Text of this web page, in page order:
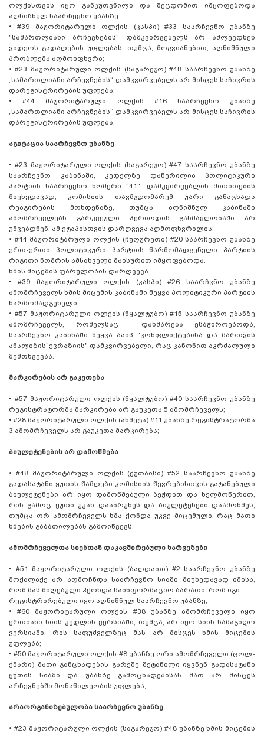
ოლქისთვის იყო განკუთვნილი და შეცდომით იმყოფებოდა
აღნიშნულ საარჩევნო უბანზე.
•
#39 მაჟორიტარული ოლქის (კასპი) #33 საარჩევნო უბანზე
"სამართლიანი არჩევნების" დამკვირვებელს არ აძლევდნენ
ვიდეოს გადაღების უფლებას, თუმცა, მოგვიანებით, აღნიშნული
პრობლემა აღმოიფხვრა;
• #23 მაჟორიტარული ოლქის (საგარეჯო) #48 საარჩევნო უბანზე
„სამართლიანი არჩევნების“ დამკვირვებელს არ მისცეს საჩივრის
დარეგისტრირების უფლება;
•
#44 მაჟორიტარული ოლქის #16 საარჩევნო უბანზე
„სამართლიანი არჩევნების“ დამკვირვებელს არ მისცეს საჩივრის
დარეგისტრირების უფლება.
აგიტაცია საარჩევნო უბანზე
• #23 მაჟორიტარული ოლქის (საგარეჯო) #47 საარჩევნო უბანზე
საარჩევნო კაბინაში, კედელზე დაწერილია პოლიტიკური
პარტიის საარჩევნო ნომერი "41". დამკვირვებლის მითითების
მიუხედავად, კომისიის თავმჯდომარემ უარი განაცხადა
რეაგირების მოხდენაზე, თუმცა აღნიშნულ კაბინაში
ამომრჩევლებს გარკვეული პერიოდის განმავლობაში არ
უშვებდნენ. ამ ეტაპისთვის დარღვევა აღმოფხვრილია;
• #14 მაჟორიტარული ოლქის (ჩუღურეთი) #20 საარჩევნო უბანზე
ერთ-ერთი პოლიტიკური პარტიის წარმომადგენელი პარტიის
რიგითი ნომრის ამსახველი მაისურით იმყოფებოდა.
ხმის მიცემის ფარულობის დარღვევა
•
#39 მაჟორიტარული ოლქის (კასპი) #26 საარჩვნო უბანზე
ამომრჩეველს ხმის მიცემის კაბინაში შეყვა პოლიტიკური პარტიის
წარმომადგენელი;
• #57 მაჟორიტარული ოლქის (წყალტუბო) #15 საარჩევნო უბანზე
ამომრჩეველს, რომელსაც დახმარება ესაჭიროებოდა,
საარჩევნო კაბინაში შეყვა ააიპ "კონფლიქტებისა და მართვის
ანალიზის"ევრაზიის" დამკვირვებელი, რაც კანონით აკრძალული
შემთხვევაა.
მარკირების არ გაკეთება
• #57 მაჟორიტარული ოლქის (წყალტუბო) #40 საარჩევნო უბანზე
რეგისტრატორმა მარკირება არ გაუკეთა 5 ამომრჩეველს;
• #28 მაჟორიტარული ოლქის (ახმეტა) #11 უბანზე რეგისტრატორმა
3 ამომრჩეველს არ გაუკეთა მარკირება;
ბიულეტენების არ დამოწმება
• #48 მაჟორიტარული ოლქის (ქუთაისი) #52 საარჩევნო უბანზე
გადასატანი ყუთის წამღები კომისიის წევრებისთვის გატანებული
ბიულეტენები არ იყო დამოწმებული ბეჭდით და ხელმოწერით,
რის გამოც ყუთი უკან დააბრუნეს და ბიულეტენები დაამოწმეს,
თუმცა ორ ამომრჩეველს ხმა ქონდა უკვე მიცემული, რაც მათი
ხმების გაბათილებას გამოიწვევს.
ამომრჩეველთა სიებთან დაკავშირებული ხარვეზები
• #51 მაჟორიტარული ოლქის (ბაღდათი) #2 საარჩევნო უბანზე
მოქალაქე არ აღმოჩნდა საარჩევნო სიაში მიუხედავად იმისა,
რომ მას მიღებული ჰქონდა საინფორმაციო ბარათი, რომ იგი
რეგისტრირებული იყო აღნიშნულ საარჩევნო უბანზე;
•
#60 მაჟორიტარული ოლქის #38 უბანზე ამომრჩეველი იყო
ერთიანი სიის კედლის ვერსიაში, თუმცა, არ იყო სიის სამაგიდო
ვერსიაში, რის საფუძველზეც მას არ მისცეს ხმის მიცემის
უფლება;
• #50 მაჟორიტარული ოლქის #8 უბანზე ორი ამომრჩეველი (ცოლ-
ქმარი) მათი განცხადების გარეშე შეტანილი იყვნენ გადასატანი
ყუთის სიაში და უბანზე გამოცხადებისას მათ არ მისცეს
არჩევნებში მონაწილეობის უფლება;
არაორგანიზებულობა საარჩევნო უბანზე
• #23 მაჟორიტარული ოლქის (საგარეჯო) #48 უბანზე ხმის მიცემის